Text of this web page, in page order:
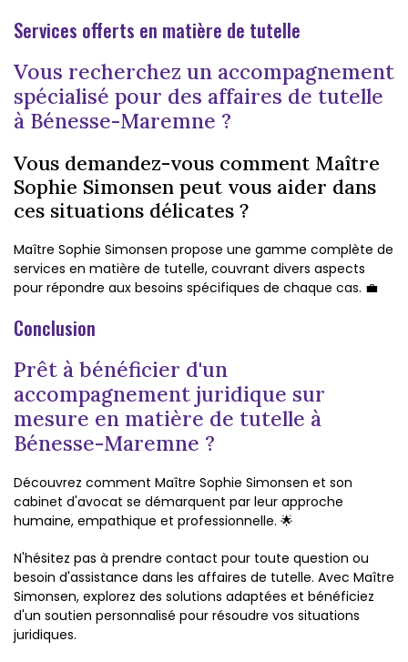
Services offerts en matière de tutelle
Vous recherchez un accompagnement
spécialisé pour des affaires de tutelle
à Bénesse-Maremne ?
Vous demandez-vous comment Maître
Sophie Simonsen peut vous aider dans
ces situations délicates ?
Maître Sophie Simonsen propose une gamme complète de
services en matière de tutelle, couvrant divers aspects
pour répondre aux besoins spécifiques de chaque cas. 💼
Conclusion
Prêt à bénéficier d'un
accompagnement juridique sur
mesure en matière de tutelle à
Bénesse-Maremne ?
Découvrez comment Maître Sophie Simonsen et son
cabinet d'avocat se démarquent par leur approche
humaine, empathique et professionnelle. 🌟
N'hésitez pas à prendre contact pour toute question ou
besoin d'assistance dans les affaires de tutelle. Avec Maître
Simonsen, explorez des solutions adaptées et bénéficiez
d'un soutien personnalisé pour résoudre vos situations
juridiques.